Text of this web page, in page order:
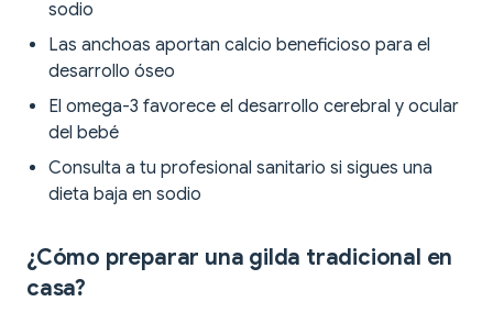
sodio
Las anchoas aportan calcio beneficioso para el
desarrollo óseo
El omega-3 favorece el desarrollo cerebral y ocular
del bebé
Consulta a tu profesional sanitario si sigues una
dieta baja en sodio
¿Cómo preparar una gilda tradicional en
casa?